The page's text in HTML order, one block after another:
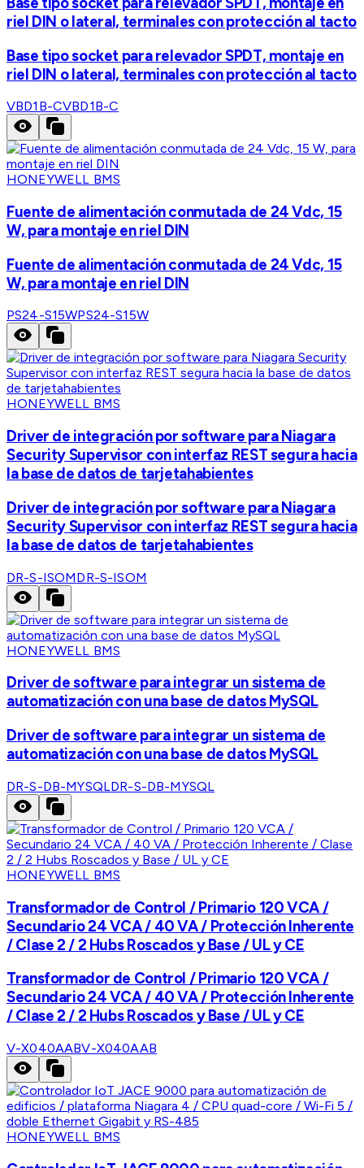
riel DIN o lateral, terminales con protección al tacto
Base tipo socket para relevador SPDT, montaje en
riel DIN o lateral, terminales con protección al tacto
VBD1B-CVBD1B-C
HONEYWELL BMS
Fuente de alimentación conmutada de 24 Vdc, 15
W, para montaje en riel DIN
Fuente de alimentación conmutada de 24 Vdc, 15
W, para montaje en riel DIN
PS24-S15WPS24-S15W
HONEYWELL BMS
Driver de integración por software para Niagara
Security Supervisor con interfaz REST segura hacia
la base de datos de tarjetahabientes
Driver de integración por software para Niagara
Security Supervisor con interfaz REST segura hacia
la base de datos de tarjetahabientes
DR-S-ISOMDR-S-ISOM
HONEYWELL BMS
Driver de software para integrar un sistema de
automatización con una base de datos MySQL
Driver de software para integrar un sistema de
automatización con una base de datos MySQL
DR-S-DB-MYSQLDR-S-DB-MYSQL
HONEYWELL BMS
Transformador de Control / Primario 120 VCA /
Secundario 24 VCA / 40 VA / Protección Inherente
/ Clase 2 / 2 Hubs Roscados y Base / UL y CE
Transformador de Control / Primario 120 VCA /
Secundario 24 VCA / 40 VA / Protección Inherente
/ Clase 2 / 2 Hubs Roscados y Base / UL y CE
V-X040AABV-X040AAB
HONEYWELL BMS